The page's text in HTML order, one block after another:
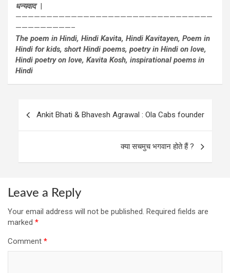
धन्यवाद |
————————————————————————————————
—————————–
The poem in Hindi, Hindi Kavita, Hindi Kavitayen, Poem in
Hindi for kids, short Hindi poems, poetry in Hindi on love,
Hindi poetry on love, Kavita Kosh, inspirational poems in
Hindi
Ankit Bhati & Bhavesh Agrawal : Ola Cabs founder
क्या सचमुच भगवान होते हैं ?
Leave a Reply
Your email address will not be published. Required fields are
marked *
Comment *